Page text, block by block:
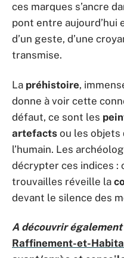
ces marques s’ancre
pont entre aujourd’hui
d’un geste, d’une
transmise.
La préhistoire,
donne à voir cette
défaut, ce sont les
artefacts ou les objets
l’humain. Les
décrypter ces indices :
trouvailles réveille la
devant le silence des
A découvrir également
Raffinement-et-